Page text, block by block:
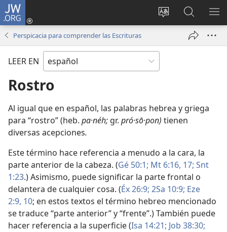
JW.ORG
Cambiar
del sitio
Iniciar
sesión
nueva
en
jw.org
Perspicacia para comprender las Escrituras
LEER EN
Rostro
Al igual que en español, las palabras hebrea y griega
para “rostro” (heb. pa·néh; gr. pró·sō·pon) tienen
diversas acepciones.
Este término hace referencia a menudo a la cara, la
parte anterior de la cabeza. (Gé 50:1; Mt 6:16, 17; Snt
1:23.) Asimismo, puede significar la parte frontal o
delantera de cualquier cosa. (Éx 26:9; 2Sa 10:9; Eze
2:9, 10; en estos textos el término hebreo mencionado
se traduce “parte anterior” y “frente”.) También puede
hacer referencia a la superficie (Isa 14:21; Job 38:30;